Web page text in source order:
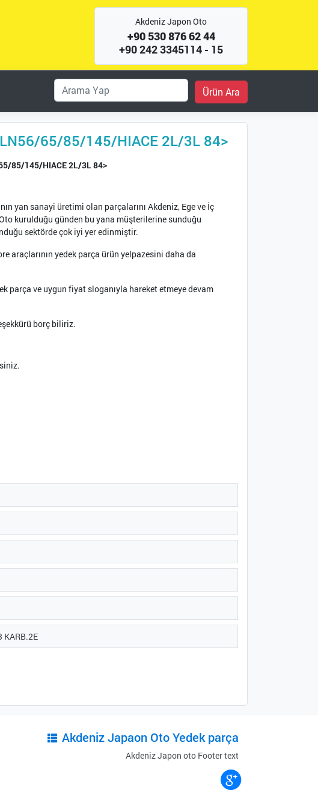
Akdeniz Japon Oto
+90 530 876 62 44
+90 242 3345114 - 15
LN56/65/85/145/HIACE 2L/3L 84>
85/145/HIACE 2L/3L 84>
yan sanayi üretimi olan parçalarını Akdeniz, Ege ve İç
kurulduğu günden bu yana müşterilerine sunduğu
sektörde çok iyi yer edinmiştir.
araçlarının yedek parça ürün yelpazesini daha da
parça ve uygun fiyat sloganıyla hareket etmeye devam
borç biliriz.
KARB.2E
Akdeniz Japaon Oto Yedek parça
Akdeniz Japon oto Footer text